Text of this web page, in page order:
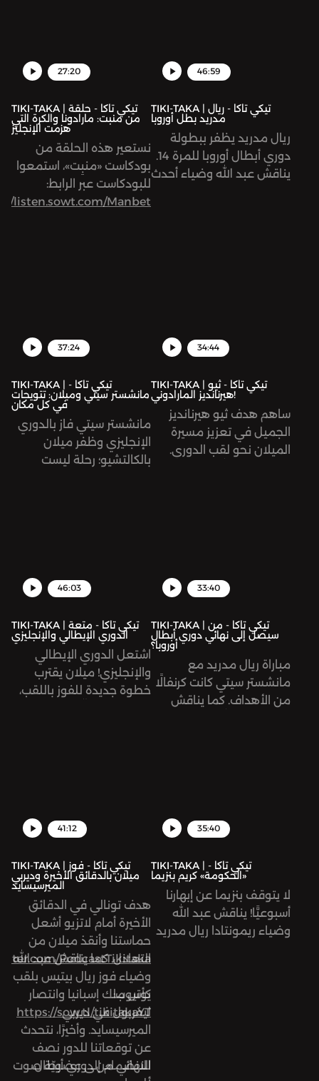
27:20
TIKI-TAKA | تيكي تاكا - حلقة
من منبت: مارادونا والكرة التي
هزمت الإنجليز
نستعير هذه الحلقة من
بودكاست «منبِت»، استمعوا
للبودكاست عبر الرابط:
listen.sowt.com/Manbet
46:59
TIKI-TAKA | تيكي تاكا - ريال
مدريد بطل أوروبا
ريال مدريد يظفر ببطولة
دوري أبطال أوروبا للمرة 14.
يناقش عبد الله وضياء أحدث
37:24
TIKI-TAKA | تيكي تاكا -
مانشستر سيتي وميلان: تتويجات
في كل مكان
مانشستر سيتي فاز بالدوري
الإنجليزي وظفر ميلان
بالكالتشيو؛ رحلة ليست
34:44
TIKI-TAKA | تيكي تاكا - ثيو
هيرنانديز المارادوني!
ساهم هدف ثيو هيرنانديز
الجميل في تعزيز مسيرة
الميلان نحو لقب الدوري.
46:03
TIKI-TAKA | تيكي تاكا - متعة
الدوري الإيطالي والإنجليزي
اشتعل الدوري الإيطالي
والإنجليزي! ميلان يقترب
خطوة جديدة للفوز باللقب،
33:40
TIKI-TAKA | تيكي تاكا - من
سيصل إلى نهائي دوري أبطال
أوروبا؟
مباراة ريال مدريد مع
مانشستر سيتي كانت كرنفالًا
من الأهداف. كما يناقش
41:12
TIKI-TAKA | تيكي تاكا - فوز
ميلان بالدقائق الأخيرة وديربي
الميرسيسايد
هدف تونالي في الدقائق
الأخيرة أمام لاتزيو أشعل
حماستنا وأنقذ ميلان من
التعادل. كما يناقش عبد الله
وضياء فوز ريال بيتيس بلقب
كأس ملك إسبانيا وانتصار
ليفربول في ديربي
الميرسيسايد. وأخيرًا، نتحدث
عن توقعاتنا للدور نصف
النهائي من دوري أبطال
PodcastTikitaka
يوتيوب:
https://sow.tl/tikitakaYT
للانضمام إلى عضويّة صوت
35:40
TIKI-TAKA | تيكي تاكا -
«الحكومة» كريم بنزيما
لا يتوقف بنزيما عن إبهارنا
أسبوعيًّا! يناقش عبد الله
وضياء ريمونتادا ريال مدريد